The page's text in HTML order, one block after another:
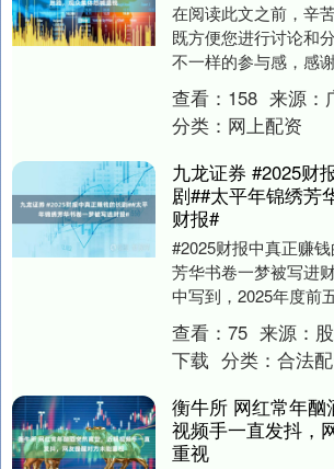
在阅读此文之前，辛
既方便您进行讨论和
不一样的参与感，感
本文内容均是根据权
点撰写的原....
查看： 158 来源：
分类： 网上配资
九龙证券 #2025财
剧##太平年锦绣芳
财报#
#2025财报中真正赚
芳华书卷一梦被写进
中写到，2025年度前
《家业》《锦绣芳华
诉》....
查看： 75 来源：
下载 分类： 合法
衡牛所 网红常年酗
视频手一直发抖，
重视